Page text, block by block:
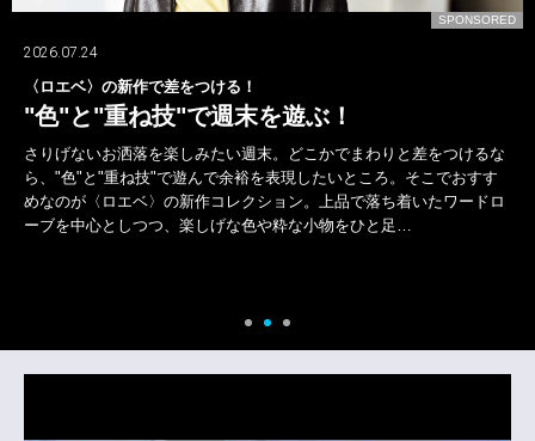
SPONSORED
2026.07.24
〈ロエベ〉の新作で差をつける！
"色"と"重ね技"で週末を遊ぶ！
さりげないお洒落を楽しみたい週末。どこかでまわりと差をつけるな
ら、"色"と"重ね技"で遊んで余裕を表現したいところ。そこでおすす
めなのが〈ロエベ〉の新作コレクション。上品で落ち着いたワードロ
ーブを中心としつつ、楽しげな色や粋な小物をひと足…